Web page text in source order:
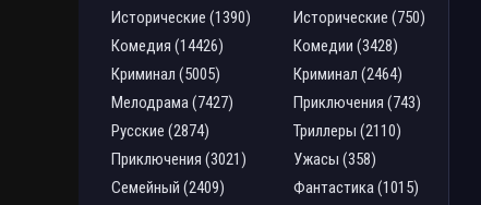
Исторические (1390)
Комедия (14426)
Криминал (5005)
Мелодрама (7427)
Русские (2874)
Приключения (3021)
Семейный (2409)
Исторические (750)
Комедии (3428)
Криминал (2464)
Приключения (743)
Триллеры (2110)
Ужасы (358)
Фантастика (1015)